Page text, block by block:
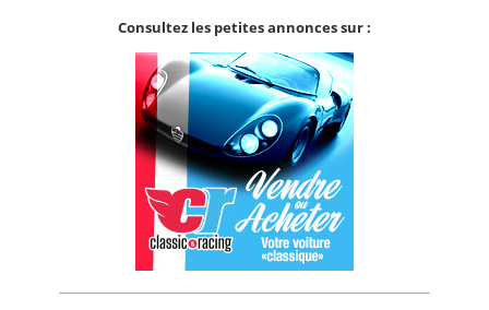
Consultez les petites annonces sur :